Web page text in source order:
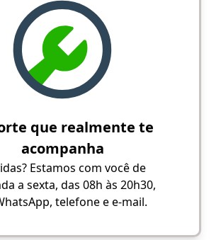
que realmente te
acompanha
Estamos com você de
a sexta, das 08h às 20h30,
telefone e e-mail.